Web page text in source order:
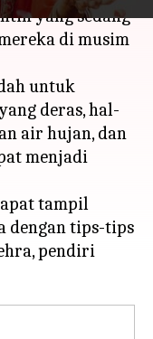
yang sedang
di musim
untuk
deras, hal-
air hujan, dan
menjadi
tampil
dengan tips-tips
pendiri